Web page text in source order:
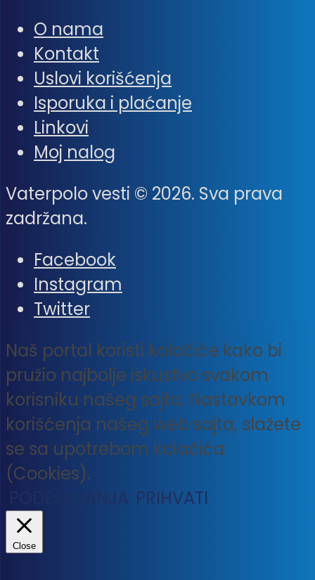
O nama
Kontakt
Uslovi korišćenja
Isporuka i plaćanje
Linkovi
Moj nalog
Vaterpolo vesti © 2026. Sva prava
zadržana.
Facebook
Instagram
Twitter
Naš portal koristi kolačiće kako bi
pružio najbolje iskustvo svakom
korisniku našeg sajta. Nastavkom
korišćenja našeg web sajta, slažete
se sa upotrebom kolačića
(Cookies).
PODEŠAVANJA PRIHVATI
Close